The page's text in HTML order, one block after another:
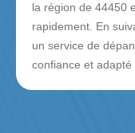
la région de 44450
rapidement. En
un service de
confiance et adapté